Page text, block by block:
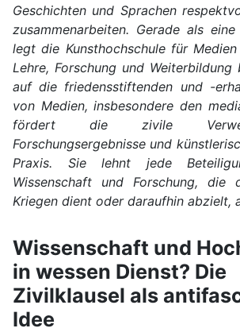
Geschichten und Sprachen
zusammenarbeiten. Gerade als eine
legt die Kunsthochschule für
Lehre, Forschung und Weiterbildung
auf die friedensstiftenden und -
von Medien, insbesondere den
fördert die zivile
Forschungsergebnisse und
Praxis. Sie lehnt jede
Wissenschaft und Forschung, die
Kriegen dient oder daraufhin abzielt,
Wissenschaft und
in wessen Dienst? Die
Zivilklausel als
Idee